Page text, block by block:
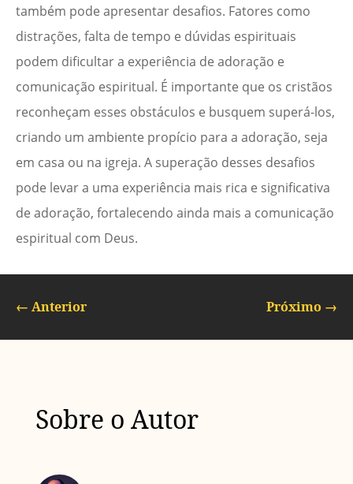
também pode apresentar desafios. Fatores como
distrações, falta de tempo e dúvidas espirituais
podem dificultar a experiência de adoração e
comunicação espiritual. É importante que os cristãos
reconheçam esses obstáculos e busquem superá-los,
criando um ambiente propício para a adoração, seja
em casa ou na igreja. A superação desses desafios
pode levar a uma experiência mais rica e significativa
de adoração, fortalecendo ainda mais a comunicação
espiritual com Deus.
← Anterior Próximo →
Sobre o Autor